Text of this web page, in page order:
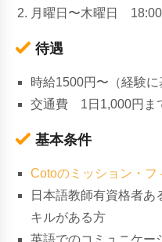
月曜日〜木曜日
待遇
時給1500円〜（経験に
交通費 1日1,000円ま
基本条件
Cotoのミッション・フ
日本語教師有資格者あ
キルがある方
英語でのコミュニケー